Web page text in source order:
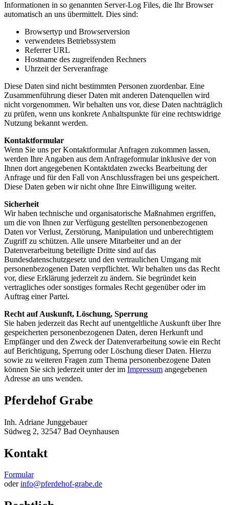
Informationen in so genannten Server-Log Files, die Ihr Browser
automatisch an uns übermittelt. Dies sind:
Browsertyp und Browserversion
verwendetes Betriebssystem
Referrer URL
Hostname des zugreifenden Rechners
Uhrzeit der Serveranfrage
Diese Daten sind nicht bestimmten Personen zuordenbar. Eine
Zusammenführung dieser Daten mit anderen Datenquellen wird
nicht vorgenommen. Wir behalten uns vor, diese Daten nachträglich
zu prüfen, wenn uns konkrete Anhaltspunkte für eine rechtswidrige
Nutzung bekannt werden.
Kontaktformular
Wenn Sie uns per Kontaktformular Anfragen zukommen lassen,
werden Ihre Angaben aus dem Anfrageformular inklusive der von
Ihnen dort angegebenen Kontaktdaten zwecks Bearbeitung der
Anfrage und für den Fall von Anschlussfragen bei uns gespeichert.
Diese Daten geben wir nicht ohne Ihre Einwilligung weiter.
Sicherheit
Wir haben technische und organisatorische Maßnahmen ergriffen,
um die von Ihnen zur Verfügung gestellten personenbezogenen
Daten vor Verlust, Zerstörung, Manipulation und unberechtigtem
Zugriff zu schützen. Alle unsere Mitarbeiter und an der
Datenverarbeitung beteiligte Dritte sind auf das
Bundesdatenschutzgesetz und den vertraulichen Umgang mit
personenbezogenen Daten verpflichtet. Wir behalten uns das Recht
vor, diese Erklärung jederzeit zu ändern. Sie begründet kein
vertragliches oder sonstiges formales Recht gegenüber oder im
Auftrag einer Partei.
Recht auf Auskunft, Löschung, Sperrung
Sie haben jederzeit das Recht auf unentgeltliche Auskunft über Ihre
gespeicherten personenbezogenen Daten, deren Herkunft und
Empfänger und den Zweck der Datenverarbeitung sowie ein Recht
auf Berichtigung, Sperrung oder Löschung dieser Daten. Hierzu
sowie zu weiteren Fragen zum Thema personenbezogene Daten
können Sie sich jederzeit unter der im Impressum angegebenen
Adresse an uns wenden.
Pferdehof Grabe
Inh. Adriane Junggebauer
Südweg 2, 32547 Bad Oeynhausen
Kontakt
Formular
oderinfo@pferdehof-grabe.de